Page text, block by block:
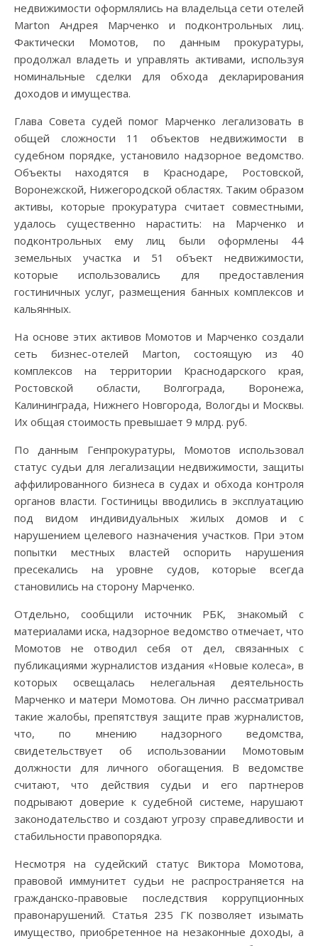
недвижимости оформлялись на владельца сети отелей
Marton Андрея Марченко и подконтрольных лиц.
Фактически Момотов, по данным прокуратуры,
продолжал владеть и управлять активами, используя
номинальные сделки для обхода декларирования
доходов и имущества.
Глава Совета судей помог Марченко легализовать в
общей сложности 11 объектов недвижимости в
судебном порядке, установило надзорное ведомство.
Объекты находятся в Краснодаре, Ростовской,
Воронежской, Нижегородской областях. Таким образом
активы, которые прокуратура считает совместными,
удалось существенно нарастить: на Марченко и
подконтрольных ему лиц были оформлены 44
земельных участка и 51 объект недвижимости,
которые использовались для предоставления
гостиничных услуг, размещения банных комплексов и
кальянных.
На основе этих активов Момотов и Марченко создали
сеть бизнес-отелей Marton, состоящую из 40
комплексов на территории Краснодарского края,
Ростовской области, Волгограда, Воронежа,
Калининграда, Нижнего Новгорода, Вологды и Москвы.
Их общая стоимость превышает 9 млрд. руб.
По данным Генпрокуратуры, Момотов использовал
статус судьи для легализации недвижимости, защиты
аффилированного бизнеса в судах и обхода контроля
органов власти. Гостиницы вводились в эксплуатацию
под видом индивидуальных жилых домов и с
нарушением целевого назначения участков. При этом
попытки местных властей оспорить нарушения
пресекались на уровне судов, которые всегда
становились на сторону Марченко.
Отдельно, сообщили источник РБК, знакомый с
материалами иска, надзорное ведомство отмечает, что
Момотов не отводил себя от дел, связанных с
публикациями журналистов издания «Новые колеса», в
которых освещалась нелегальная деятельность
Марченко и матери Момотова. Он лично рассматривал
такие жалобы, препятствуя защите прав журналистов,
что, по мнению надзорного ведомства,
свидетельствует об использовании Момотовым
должности для личного обогащения. В ведомстве
считают, что действия судьи и его партнеров
подрывают доверие к судебной системе, нарушают
законодательство и создают угрозу справедливости и
стабильности правопорядка.
Несмотря на судейский статус Виктора Момотова,
правовой иммунитет судьи не распространяется на
гражданско-правовые последствия коррупционных
правонарушений. Статья 235 ГК позволяет изымать
имущество, приобретенное на незаконные доходы, а